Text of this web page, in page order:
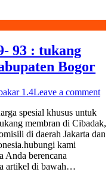
93 : tukang
Bogor
1.4Leave a comment
spesial khusus untuk
membran di Cibadak,
di daerah Jakarta dan
kami
Anda berencana
artikel di bawah…